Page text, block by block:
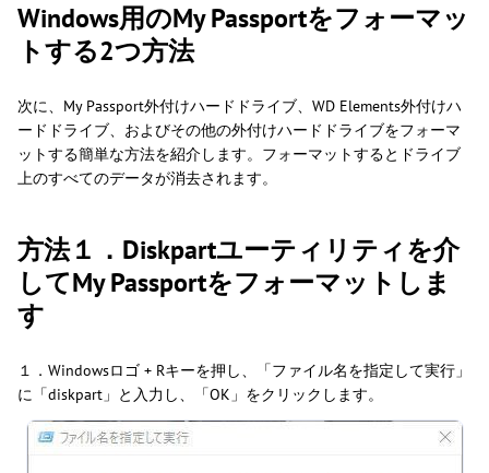
Windows用のMy Passportをフォーマッ
トする2つ方法
次に、My Passport外付けハードドライブ、WD Elements外付けハ
ードドライブ、およびその他の外付けハードドライブをフォーマ
ットする簡単な方法を紹介します。フォーマットするとドライブ
上のすべてのデータが消去されます。
方法１．Diskpartユーティリティを介
してMy Passportをフォーマットしま
す
１．Windowsロゴ + Rキーを押し、「ファイル名を指定して実行」
に「diskpart」と入力し、「OK」をクリックします。